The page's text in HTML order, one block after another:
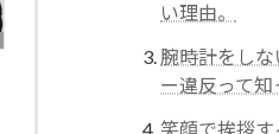
い理由。
腕時計をし
ー違反って知
笑顔で挨拶